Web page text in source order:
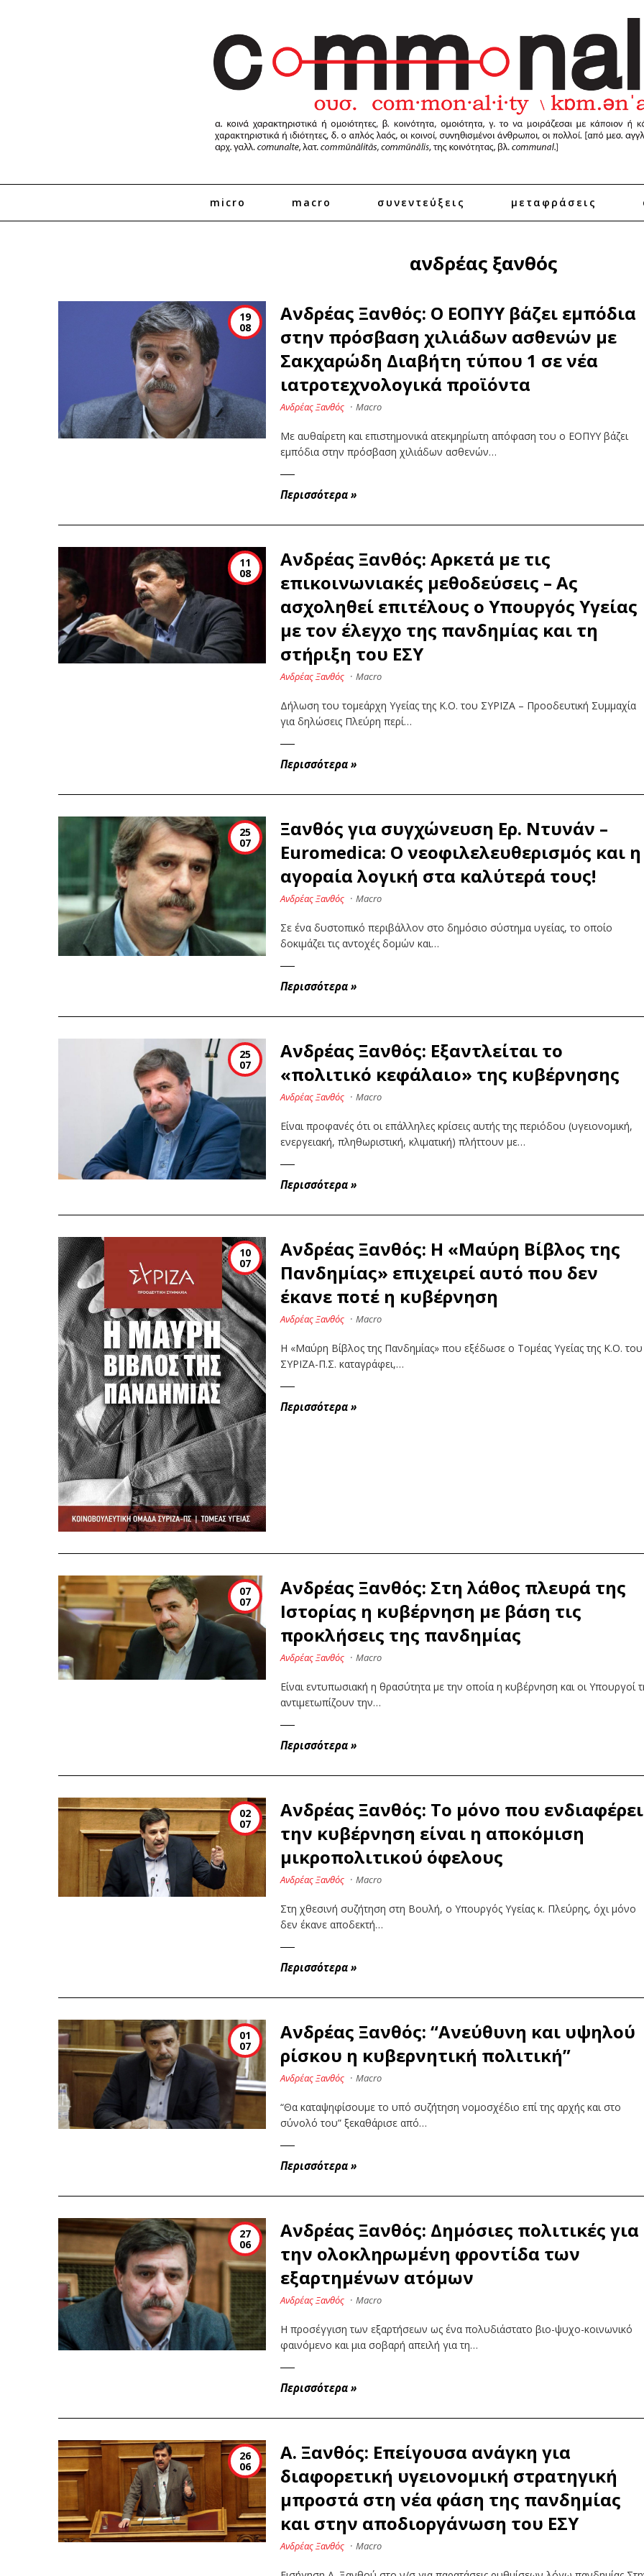
micro macro συνεντεύξεις μεταφράσεις
ανδρέας ξανθός
19
08
Ανδρέας Ξανθός: Ο ΕΟΠΥΥ βάζει εμπόδια
στην πρόσβαση χιλιάδων ασθενών με
Σακχαρώδη Διαβήτη τύπου 1 σε νέα
ιατροτεχνολογικά προϊόντα
Ανδρέας Ξανθός · Macro
Με αυθαίρετη και επιστημονικά ατεκμηρίωτη απόφαση του ο ΕΟΠΥΥ βάζει
εμπόδια στην πρόσβαση χιλιάδων ασθενών…
Περισσότερα»
11
08
Ανδρέας Ξανθός: Αρκετά με τις
επικοινωνιακές μεθοδεύσεις – Aς
ασχοληθεί επιτέλους ο Υπουργός Υγείας
με τον έλεγχο της πανδημίας και τη
στήριξη του ΕΣΥ
Ανδρέας Ξανθός · Macro
Δήλωση του τομεάρχη Υγείας της Κ.Ο. του ΣΥΡΙΖΑ – Προοδευτική Συμμαχία
για δηλώσεις Πλεύρη περί…
Περισσότερα»
25
07
Ξανθός για συγχώνευση Ερ. Ντυνάν –
Euromedica: Ο νεοφιλελευθερισμός και η
αγοραία λογική στα καλύτερά τους!
Ανδρέας Ξανθός · Macro
Σε ένα δυστοπικό περιβάλλον στο δημόσιο σύστημα υγείας, το οποίο
δοκιμάζει τις αντοχές δομών και…
Περισσότερα»
25
07
Ανδρέας Ξανθός: Εξαντλείται το
«πολιτικό κεφάλαιο» της κυβέρνησης
Ανδρέας Ξανθός · Macro
Είναι προφανές ότι οι επάλληλες κρίσεις αυτής της περιόδου (υγειονομική,
ενεργειακή, πληθωριστική, κλιματική) πλήττουν με…
Περισσότερα»
10
07
Ανδρέας Ξανθός: Η «Μαύρη Βίβλος της
Πανδημίας» επιχειρεί αυτό που δεν
έκανε ποτέ η κυβέρνηση
Ανδρέας Ξανθός · Macro
Η «Μαύρη Βίβλος της Πανδημίας» που εξέδωσε ο Τομέας Υγείας της Κ.Ο. του
ΣΥΡΙΖΑ-Π.Σ. καταγράφει,…
Περισσότερα»
07
07
Ανδρέας Ξανθός: Στη λάθος πλευρά της
Ιστορίας η κυβέρνηση με βάση τις
προκλήσεις της πανδημίας
Ανδρέας Ξανθός · Macro
Είναι εντυπωσιακή η θρασύτητα με την οποία η κυβέρνηση και οι Υπουργοί
αντιμετωπίζουν την…
Περισσότερα»
02
07
Ανδρέας Ξανθός: Το μόνο που ενδιαφέρει
την κυβέρνηση είναι η αποκόμιση
μικροπολιτικού όφελους
Ανδρέας Ξανθός · Macro
Στη χθεσινή συζήτηση στη Βουλή, ο Υπουργός Υγείας κ. Πλεύρης, όχι μόνο
δεν έκανε αποδεκτή…
Περισσότερα»
01
07
Ανδρέας Ξανθός: “Ανεύθυνη και υψηλού
ρίσκου η κυβερνητική πολιτική”
Ανδρέας Ξανθός · Macro
“Θα καταψηφίσουμε το υπό συζήτηση νομοσχέδιο επί της αρχής και στο
σύνολό του” ξεκαθάρισε από…
Περισσότερα»
27
06
Ανδρέας Ξανθός: Δημόσιες πολιτικές για
την ολοκληρωμένη φροντίδα των
εξαρτημένων ατόμων
Ανδρέας Ξανθός · Macro
Η προσέγγιση των εξαρτήσεων ως ένα πολυδιάστατο βιο-ψυχο-κοινωνικό
φαινόμενο και μια σοβαρή απειλή για τη…
Περισσότερα»
26
06
Α. Ξανθός: Επείγουσα ανάγκη για
διαφορετική υγειονομική στρατηγική
μπροστά στη νέα φάση της πανδημίας
και στην αποδιοργάνωση του ΕΣΥ
Ανδρέας Ξανθός · Macro